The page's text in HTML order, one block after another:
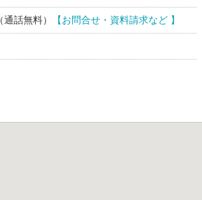
（通話無料） 【お問合せ・資料請求など 】